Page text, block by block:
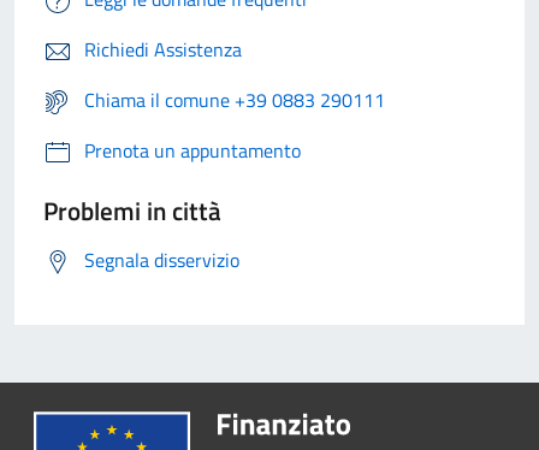
Richiedi Assistenza
Chiama il comune +39 0883 290111
Prenota un appuntamento
Problemi in città
Segnala disservizio